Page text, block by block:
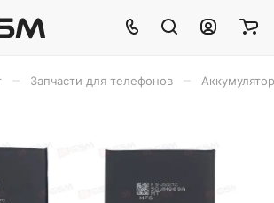
Запчасти для телефонов